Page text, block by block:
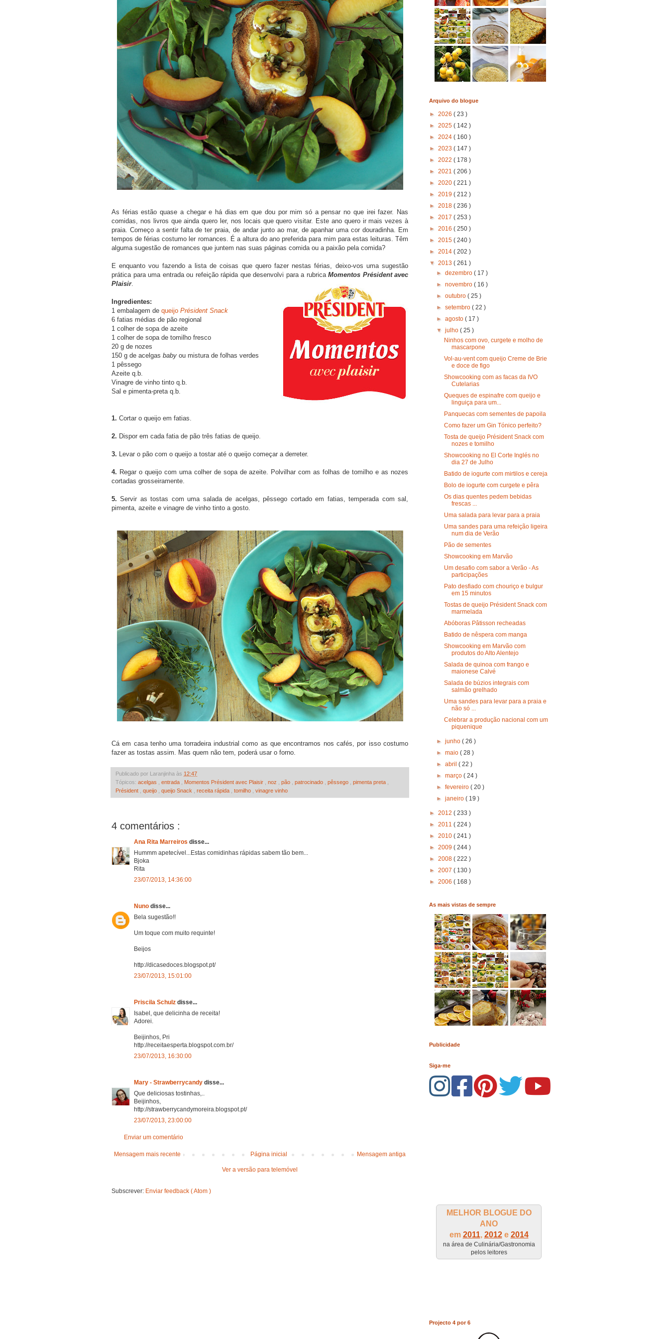
As férias estão quase a chegar e há dias em que dou por mim só a pensar no que irei fazer. Nas
comidas, nos livros que ainda quero ler, nos locais que quero visitar. Este ano quero ir mais vezes à
praia. Começo a sentir falta de ter praia, de andar junto ao mar, de apanhar uma cor douradinha. Em
tempos de férias costumo ler romances. É a altura do ano preferida para mim para estas leituras. Têm
alguma sugestão de romances que juntem nas suas páginas comida ou a paixão pela comida?
E enquanto vou fazendo a lista de coisas que quero fazer nestas férias, deixo-vos uma sugestão
prática para uma entrada ou refeição rápida que desenvolvi para a rubrica Momentos Président avec
Plaisir.
Ingredientes:
1 embalagem de queijo Président Snack
6 fatias médias de pão regional
1 colher de sopa de azeite
1 colher de sopa de tomilho fresco
20 g de nozes
150 g de acelgas baby ou mistura de folhas verdes
1 pêssego
Azeite q.b.
Vinagre de vinho tinto q.b.
Sal e pimenta-preta q.b.
1. Cortar o queijo em fatias.
2. Dispor em cada fatia de pão três fatias de queijo.
3. Levar o pão com o queijo a tostar até o queijo começar a derreter.
4. Regar o queijo com uma colher de sopa de azeite. Polvilhar com as folhas de tomilho e as nozes
cortadas grosseiramente.
5. Servir as tostas com uma salada de acelgas, pêssego cortado em fatias, temperada com sal,
pimenta, azeite e vinagre de vinho tinto a gosto.
Cá em casa tenho uma torradeira industrial como as que encontramos nos cafés, por isso costumo
fazer as tostas assim. Mas quem não tem, poderá usar o forno.
Publicado por Laranjinha às 12:47
Tópicos: acelgas entrada Momentos Président avec Plaisir noz pão patrocinado pêssego pimenta preta
Président
queijo queijo Snack receita rápida tomilho vinagre vinho
4 comentários :
Ana Rita Marreiros disse...
Hummm apetecível...Estas comidinhas rápidas sabem tão bem...
Bjoka
Rita
23/07/2013, 14:36:00
Nuno disse...
Bela sugestão!!
Um toque com muito requinte!
Beijos
http://dicasedoces.blogspot.pt/
23/07/2013, 15:01:00
Priscila Schulz disse...
Isabel, que delicinha de receita!
Adorei.
Beijinhos, Pri
http://receitaesperta.blogspot.com.br/
23/07/2013, 16:30:00
Mary - Strawberrycandy disse...
Que deliciosas tostinhas,..
Beijinhos,
http://strawberrycandymoreira.blogspot.pt/
23/07/2013, 23:00:00
Enviar um comentário
Mensagem mais recente Mensagem antiga
Página inicial
Ver a versão para telemóvel
Subscrever: Enviar feedback ( Atom )
Arquivo do blogue
► 2026 ( 23 )
► 2025 ( 142 )
► 2024 ( 160 )
► 2023 ( 147 )
► 2022 ( 178 )
► 2021 ( 206 )
► 2020 ( 221 )
► 2019 ( 212 )
► 2018 ( 236 )
► 2017 ( 253 )
► 2016 ( 250 )
► 2015 ( 240 )
► 2014 ( 202 )
▼ 2013 ( 261 )
►dezembro( 17 )
►novembro( 16 )
►outubro( 25 )
►setembro( 22 )
►agosto( 17 )
▼julho( 25 )
Ninhos com ovo, curgete e molho de
mascarpone
Vol-au-vent com queijo Creme de Brie
e doce de figo
Showcooking com as facas da IVO
Cutelarias
Queques de espinafre com queijo e
linguiça para um...
Panquecas com sementes de papoila
Como fazer um Gin Tónico perfeito?
Tosta de queijo Président Snack com
nozes e tomilho
Showcooking no El Corte Inglés no
dia 27 de Julho
Batido de iogurte com mirtilos e cereja
Bolo de iogurte com curgete e pêra
Os dias quentes pedem bebidas
frescas ...
Uma salada para levar para a praia
Uma sandes para uma refeição ligeira
num dia de Verão
Pão de sementes
Showcooking em Marvão
Um desafio com sabor a Verão - As
participações
Pato desfiado com chouriço e bulgur
em 15 minutos
Tostas de queijo Président Snack com
marmelada
Abóboras Pâtisson recheadas
Batido de nêspera com manga
Showcooking em Marvão com
produtos do Alto Alentejo
Salada de quinoa com frango e
maionese Calvé
Salada de búzios integrais com
salmão grelhado
Uma sandes para levar para a praia e
não só ...
Celebrar a produção nacional com um
piquenique
►junho( 26 )
►maio( 28 )
►abril( 22 )
►março( 24 )
►fevereiro( 20 )
►janeiro( 19 )
► 2012 ( 233 )
► 2011 ( 224 )
► 2010 ( 241 )
► 2009 ( 244 )
► 2008 ( 222 )
► 2007 ( 130 )
► 2006 ( 168 )
As mais vistas de sempre
Publicidade
Siga-me
MELHOR BLOGUE DO
ANO
em 2011, 2012e 2014
na área de Culinária/Gastronomia
pelos leitores
Projecto 4 por 6